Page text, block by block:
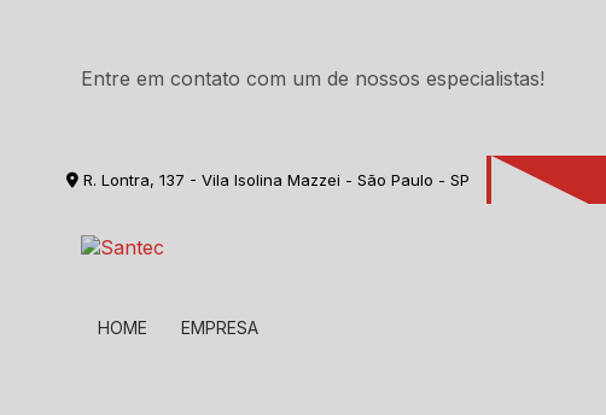
Entre em contato com um de nossos especialistas!
R. Lontra, 137 - Vila Isolina Mazzei - São Paulo - SP
HOME EMPRESA